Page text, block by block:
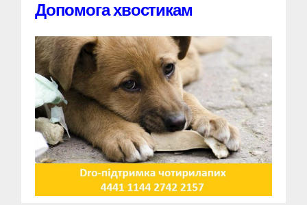
Допомога хвостикам